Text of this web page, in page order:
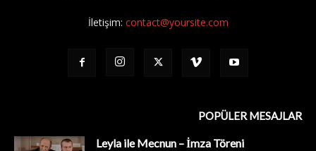
İletişim: contact@yoursite.com
POPÜLER MESAJLAR
Leyla ile Mecnun – İmza Töreni